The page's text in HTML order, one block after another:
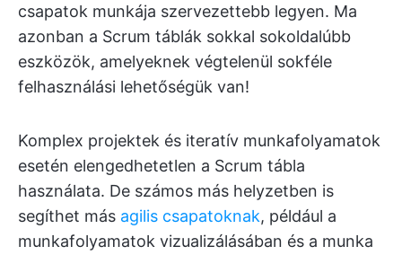
csapatok munkája szervezettebb legyen. Ma
azonban a Scrum táblák sokkal sokoldalúbb
eszközök, amelyeknek végtelenül sokféle
felhasználási lehetőségük van!
Komplex projektek és iteratív munkafolyamatok
esetén elengedhetetlen a Scrum tábla
használata. De számos más helyzetben is
segíthet más agilis csapatoknak, például a
munkafolyamatok vizualizálásában és a munka